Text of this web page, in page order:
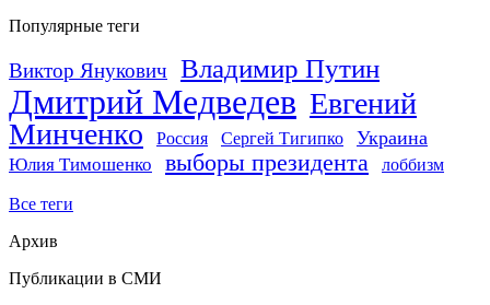
Популярные теги
Виктор Янукович Владимир Путин
Дмитрий Медведев Евгений
Минченко
Россия Сергей Тигипко Украина
Юлия Тимошенко выборы президента лоббизм
Все теги
Архив
Публикации в СМИ